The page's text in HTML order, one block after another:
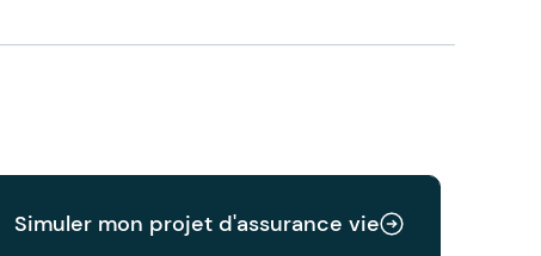
Simuler mon projet d'assurance vie